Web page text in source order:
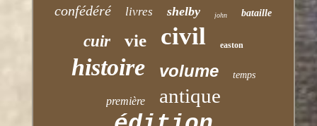
confédéré livres shelby john bataille
cuir vie civil easton
histoire volume temps
première antique